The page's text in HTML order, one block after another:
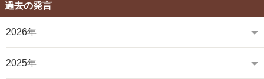
過去の発言
2026年
2025年